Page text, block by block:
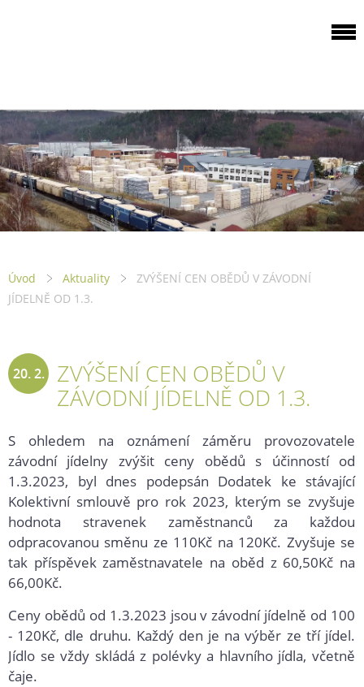
Úvod Aktuality
ZVÝŠENÍ CEN OBĚDŮ V ZÁVODNÍ
JÍDELNĚ OD 1.3.
20. 2.
ZVÝŠENÍ CEN OBĚDŮ V
ZÁVODNÍ JÍDELNĚ OD 1.3.
S ohledem na oznámení záměru provozovatele
závodní jídelny zvýšit ceny obědů s účinností od
1.3.2023, byl dnes podepsán Dodatek ke stávající
Kolektivní smlouvě pro rok 2023, kterým se zvyšuje
hodnota stravenek zaměstnanců za každou
odpracovanou směnu ze 110Kč na 120Kč. Zvyšuje se
tak příspěvek zaměstnavatele na oběd z 60,50Kč na
66,00Kč.
Ceny obědů od 1.3.2023 jsou v závodní jídelně od 100
- 120Kč, dle druhu. Každý den je na výběr ze tří jídel.
Jídlo se vždy skládá z polévky a hlavního jídla, včetně
čaje.